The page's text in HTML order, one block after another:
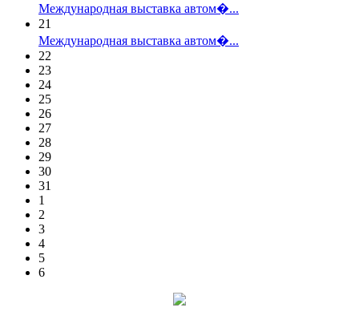
Международная выставка автом�...
21
Международная выставка автом�...
22
23
24
25
26
27
28
29
30
31
1
2
3
4
5
6